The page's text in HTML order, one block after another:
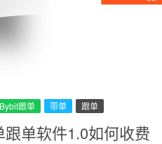
Bybit跟单 带单 跟单
单软件1.0如何收费